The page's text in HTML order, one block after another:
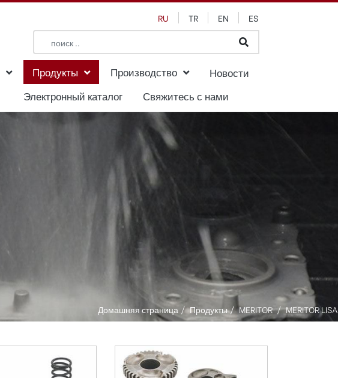
RU TR EN ES
Продукты Производство
Новости
Электронный каталог
Свяжитесь с нами
Домашняя страница Продукты MERITOR MERITOR LISA